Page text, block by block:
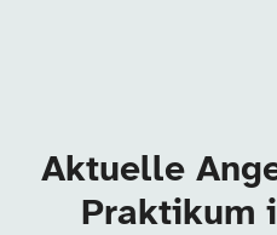
Aktuelle
Praktikum